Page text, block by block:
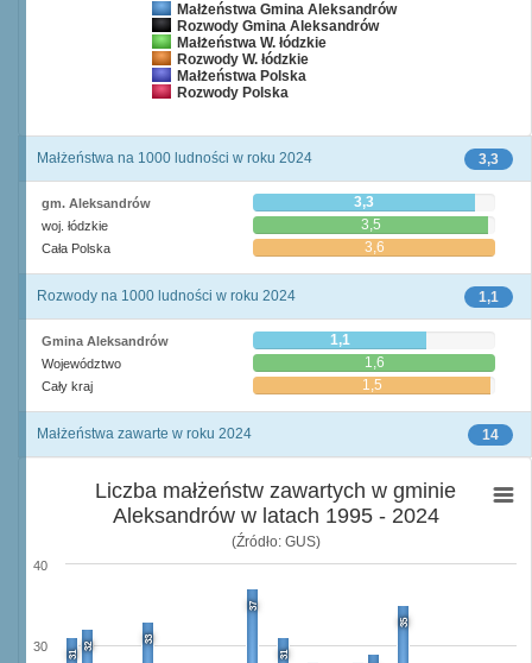
Małżeństwa Gmina Aleksandrów
Rozwody Gmina Aleksandrów
Małżeństwa W. łódzkie
Rozwody W. łódzkie
Małżeństwa Polska
Rozwody Polska
3,3
Małżeństwa na 1000 ludności w roku 2024
gm. Aleksandrów 3,3
woj. łódzkie 3,5
Cała Polska 3,6
1,1
Rozwody na 1000 ludności w roku 2024
Gmina Aleksandrów 1,1
Województwo 1,6
Cały kraj 1,5
14
Małżeństwa zawarte w roku 2024
Liczba małżeństw zawartych w gminie
Aleksandrów w latach 1995 - 2024
(Źródło: GUS)
31
32
33
37
31
35
30
40